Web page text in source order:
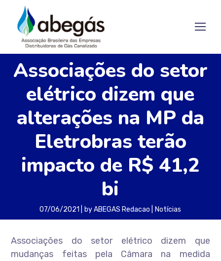
Associações do setor
elétrico dizem que
alterações na MP da
Eletrobras terão
impacto de R$ 41,2
bi
07/06/2021 byABEGAS Redacao Notícias
Associações do setor elétrico dizem que
mudanças feitas pela Câmara na medida